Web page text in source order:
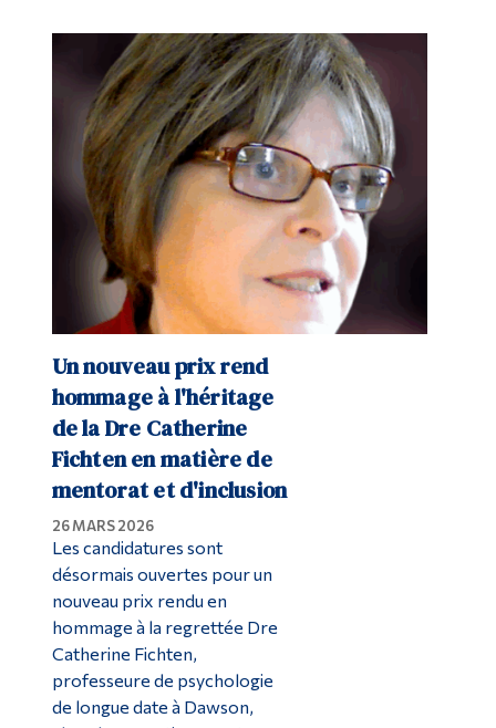
Un nouveau prix rend
hommage à l'héritage
de la Dre Catherine
Fichten en matière de
mentorat et d'inclusion
26 MARS 2026
Les candidatures sont
désormais ouvertes pour un
nouveau prix rendu en
hommage à la regrettée Dre
Catherine Fichten,
professeure de psychologie
de longue date à Dawson,